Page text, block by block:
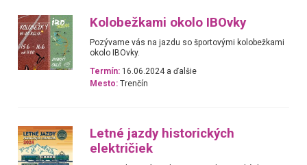
Kolobežkami okolo IBOvky
Pozývame vás na jazdu so športovými kolobežkami
okolo IBOvky.
Termín: 16.06.2024 a ďalšie
Mesto: Trenčín
Letné jazdy historických
električiek